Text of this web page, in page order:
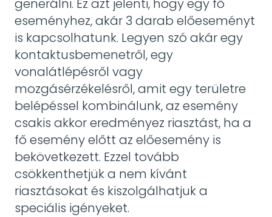
generálni. Ez azt jelenti, hogy egy fő
eseményhez, akár 3 darab előeseményt
is kapcsolhatunk. Legyen szó akár egy
kontaktusbemenetről, egy
vonalátlépésről vagy
mozgásérzékelésről, amit egy területre
belépéssel kombinálunk, az esemény
csakis akkor eredményez riasztást, ha a
fő esemény előtt az előesemény is
bekövetkezett. Ezzel tovább
csökkenthetjük a nem kívánt
riasztásokat és kiszolgálhatjuk a
speciális igényeket.